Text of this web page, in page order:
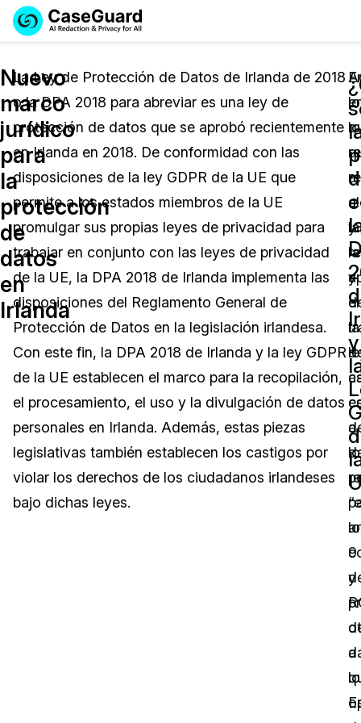
Licencia de CaseGuard Studio
Precios de Redacción a Pedido
Soluciones
Redacción de vídeos
Redacción de documentos
Redacción de audio
Redacción de imágenes
Transcripción y Traducción
Industrias
Cuerpos Policiales
Transportación
Educación
El Gobierno
Servicios Financieros
Medios de Comunicación y
Precios
Recursos
Artículos
Casos Practicos
Videoteca
Recomendaciones
Sobre nosotros
Eventos
Demo
English
Español
Nuevo
marco
jurídico
para
la
protección
de
datos
en
Irlanda
La Ley de Protección de Datos de Irlanda de 2018
o la DPA 2018 para abreviar es una ley de
protección de datos que se aprobó recientemente
en Irlanda en 2018. De conformidad con las
disposiciones de la ley GDPR de la UE que
permite a los estados miembros de la UE
promulgar sus propias leyes de privacidad para
trabajar en conjunto con las leyes de privacidad
de la UE, la DPA 2018 de Irlanda implementa las
disposiciones del Reglamento General de
Protección de Datos en la legislación irlandesa.
Con este fin, la DPA 2018 de Irlanda y la ley GDPR
de la UE establecen el marco para la recopilación,
el procesamiento, el uso y la divulgación de datos
personales en Irlanda. Además, estas piezas
legislativas también establecen los castigos por
violar los derechos de los ciudadanos irlandeses
bajo dichas leyes.
y
lo
al
y
la
la
a
y
lo
a
la
y
el
9
a